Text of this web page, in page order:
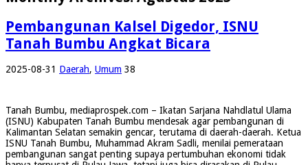
Pembangunan Kalsel Digedor, ISNU
Tanah Bumbu Angkat Bicara
2025-08-31 Daerah, Umum 38
Tanah Bumbu, mediaprospek.com – Ikatan Sarjana Nahdlatul Ulama
(ISNU) Kabupaten Tanah Bumbu mendesak agar pembangunan di
Kalimantan Selatan semakin gencar, terutama di daerah-daerah. Ketua
ISNU Tanah Bumbu, Muhammad Akram Sadli, menilai pemerataan
pembangunan sangat penting supaya pertumbuhan ekonomi tidak